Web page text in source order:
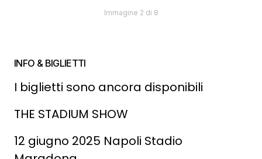
Immagine 2 di 8
INFO & BIGLIETTI
I biglietti sono ancora disponibili
THE STADIUM SHOW
12 giugno 2025 Napoli Stadio